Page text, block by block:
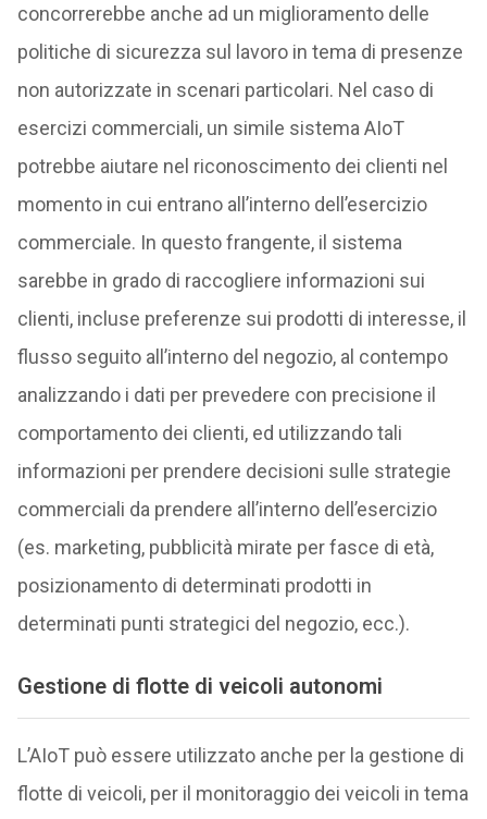
concorrerebbe anche ad un miglioramento delle
politiche di sicurezza sul lavoro in tema di presenze
non autorizzate in scenari particolari. Nel caso di
esercizi commerciali, un simile sistema AIoT
potrebbe aiutare nel riconoscimento dei clienti nel
momento in cui entrano all’interno dell’esercizio
commerciale. In questo frangente, il sistema
sarebbe in grado di raccogliere informazioni sui
clienti, incluse preferenze sui prodotti di interesse, il
flusso seguito all’interno del negozio, al contempo
analizzando i dati per prevedere con precisione il
comportamento dei clienti, ed utilizzando tali
informazioni per prendere decisioni sulle strategie
commerciali da prendere all’interno dell’esercizio
(es. marketing, pubblicità mirate per fasce di età,
posizionamento di determinati prodotti in
determinati punti strategici del negozio, ecc.).
Gestione di flotte di veicoli autonomi
L’AIoT può essere utilizzato anche per la gestione di
flotte di veicoli, per il monitoraggio dei veicoli in tema